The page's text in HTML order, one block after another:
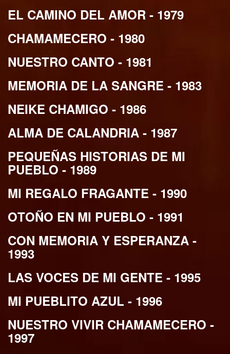
EL CAMINO DEL AMOR - 1979
CHAMAMECERO - 1980
NUESTRO CANTO - 1981
MEMORIA DE LA SANGRE - 1983
NEIKE CHAMIGO - 1986
ALMA DE CALANDRIA - 1987
PEQUEÑAS HISTORIAS DE MI
PUEBLO - 1989
MI REGALO FRAGANTE - 1990
OTOÑO EN MI PUEBLO - 1991
CON MEMORIA Y ESPERANZA -
1993
LAS VOCES DE MI GENTE - 1995
MI PUEBLITO AZUL - 1996
NUESTRO VIVIR CHAMAMECERO -
1997